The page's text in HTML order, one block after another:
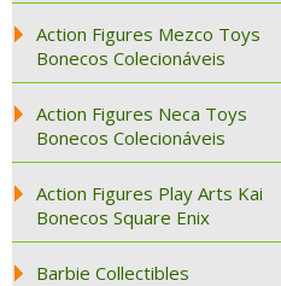
Action Figures Mezco Toys
Bonecos Colecionáveis
Action Figures Neca Toys
Bonecos Colecionáveis
Action Figures Play Arts Kai
Bonecos Square Enix
Barbie Collectibles